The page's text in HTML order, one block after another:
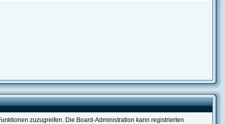
zuzugreifen. Die Board-Administration kann registrierten